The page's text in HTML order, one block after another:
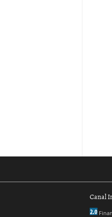
Canal